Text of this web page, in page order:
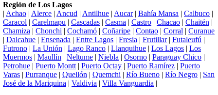
Región de Los Lagos
| Achao | Alerce | Ancud | Antilhue | Aucar| Bahía Mansa | Calbuco |
Caracol | Carelmapu | Cascadas | Casma | Castro | Chacao | Chaitén |
Chamiza | Chonchi | Cochamó | Coñaripe | Contao | Corral | Curanue
| Dalcahue | Ensenada | Entre Lagos | Fresia | Frutillar| Futaleufú |
Futrono | La Unión | Lago Ranco | Llanquihue | Los Lagos | Los
Muermos | Maullín | Neltume | Niebla | Osorno | Paraguay Chico |
Petrohue | Puerto Montt | Puerto Octay | Puerto Ramírez | Puerto
Varas | Purranque | Quellón | Quemchi | Río Bueno | Río Negro | San
José de la Mariquina | Valdivia | Villa Vanguardia |